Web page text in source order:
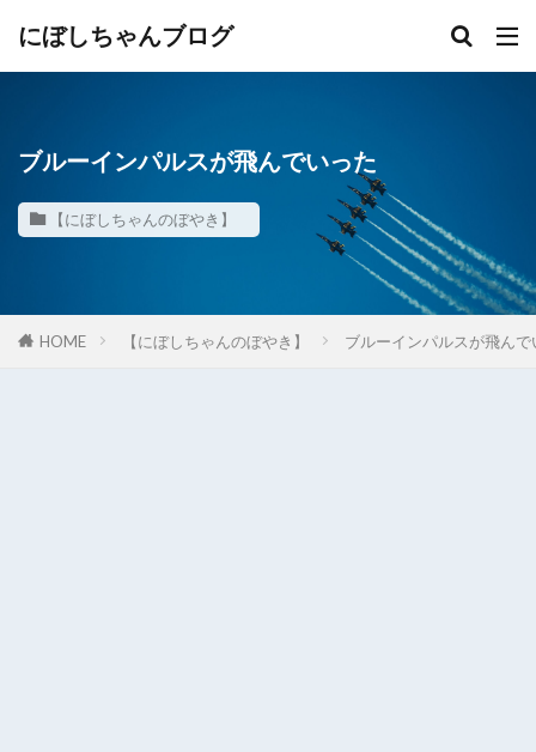
にぼしちゃんブログ
ブルーインパルスが飛んでいった
【にぼしちゃんのぼやき】
HOME 【にぼしちゃんのぼやき】 ブルーインパルスが飛んで